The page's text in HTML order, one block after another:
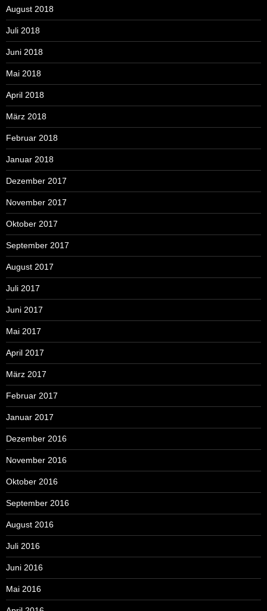
August 2018
Juli 2018
Juni 2018
Mai 2018
April 2018
März 2018
Februar 2018
Januar 2018
Dezember 2017
November 2017
Oktober 2017
September 2017
August 2017
Juli 2017
Juni 2017
Mai 2017
April 2017
März 2017
Februar 2017
Januar 2017
Dezember 2016
November 2016
Oktober 2016
September 2016
August 2016
Juli 2016
Juni 2016
Mai 2016